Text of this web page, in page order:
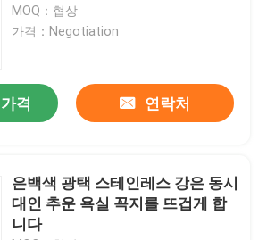
MOQ：협상
가격：Negotiation
격 연락처
은백색 광택 스테인레스 강은 동시
대인 추운 욕실 꼭지를 뜨겁게 합
니다